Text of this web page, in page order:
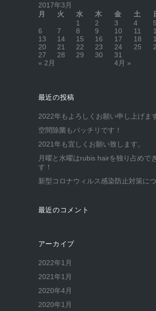
2017年3月
月
火 水 木 金 土
« 2月 4月 »
1 2 3 4
5
6
7 8 9 10 11
13
14 15 16 17 18
20
21 22 23 24 25
27
28 29 30 31
最近の投稿
2022年もよろしくお願い申し上げます
空間除菌もバッチリです！
2021年も宜しくお願い致します。
月曜と水曜はrubis hairを独り占めで
す！
新型コロナウィルス感染防止対策に
最近のコメント
アーカイブ
2022年1月
2021年1月
2020年4月
2020年1月